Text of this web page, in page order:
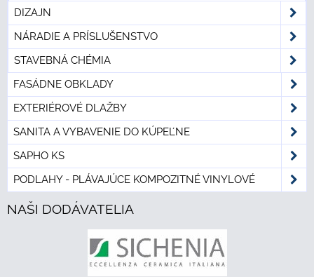
DIZAJN
NÁRADIE A PRÍSLUŠENSTVO
STAVEBNÁ CHÉMIA
FASÁDNE OBKLADY
EXTERIÉROVÉ DLAŽBY
SANITA A VYBAVENIE DO KÚPEĽNE
SAPHO KS
PODLAHY - PLÁVAJÚCE KOMPOZITNÉ VINYLOVÉ
NAŠI DODÁVATELIA